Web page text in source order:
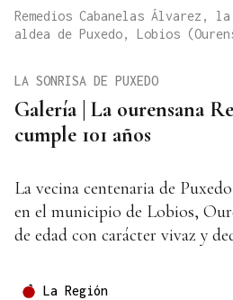
Remedios Cabanelas Álvarez,
aldea de Puxedo, Lobios
Galería | La ourensana
cumple 101 años
LA SONRISA DE PUXEDO
La vecina centenaria de
en el municipio de Lobios,
de edad con carácter vivaz y
La Región